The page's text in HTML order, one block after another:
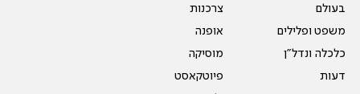
בעולם
משפט ופלילים
כלכלה ונדל"ן
דעות
צרכנות
אופנה
מוסיקה
פיוטקאסט